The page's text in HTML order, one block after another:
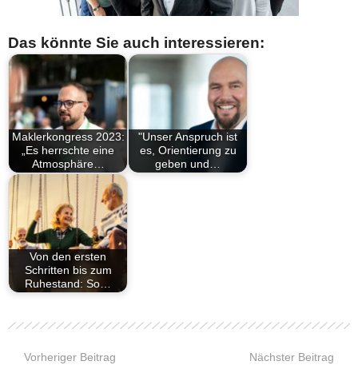
Das könnte Sie auch interessieren:
Maklerkongress 2023:
„Es herrschte eine
Atmosphäre…
"Unser Anspruch ist
es, Orientierung zu
geben und…
Von den ersten
Schritten bis zum
Ruhestand: So…
Vorheriger Beitrag Nächster Beitrag